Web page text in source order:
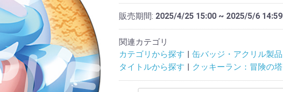
販売期間: 2025/4/25 15:00 ~ 2025/5/6 14:59
関連カテゴリ
カテゴリから探す
缶バッジ・アクリル製品
タイトルから探す
クッキーラン：冒険の塔